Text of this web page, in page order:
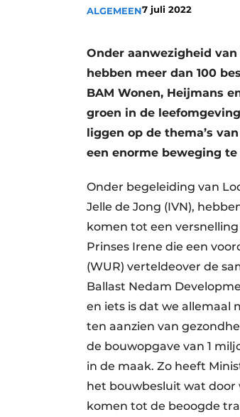
Save the Date
Video’s
ALGEMEEN7 juli 2022
Onder aanwezigheid
hebben meer dan 100
BAM Wonen, Heijmans
groen in de
liggen op de thema’s
een enorme beweging
Onder begeleiding van
Jelle de Jong (IVN),
komen tot een
Prinses Irene die een
(WUR) verteldeover de
Ballast Nedam
en iets is dat we allemaal
ten aanzien van
de bouwopgave van 1
in de maak. Zo heeft
het bouwbesluit wat door
komen tot de beoogde